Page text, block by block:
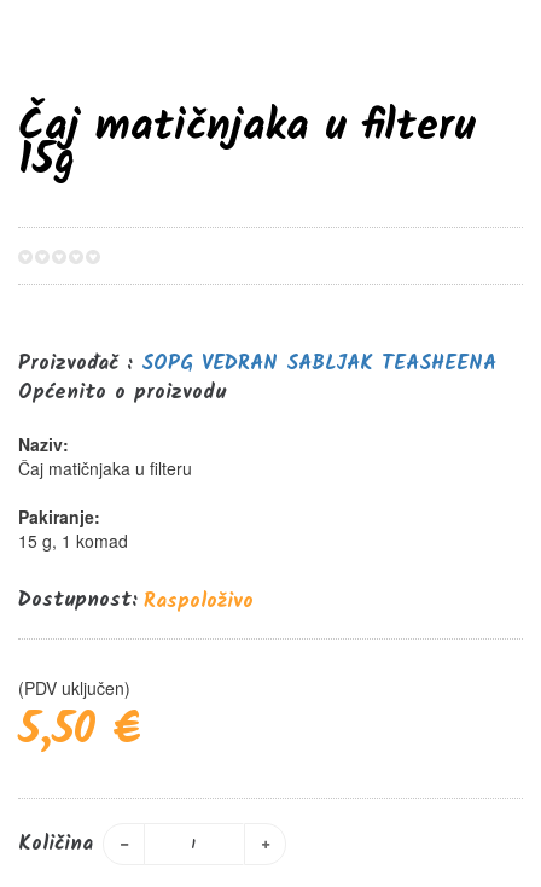
Čaj matičnjaka u filteru
15g
Proizvođač : SOPG VEDRAN SABLJAK TEASHEENA
Općenito o proizvodu
Naziv:
Čaj matičnjaka u filteru
Pakiranje:
15 g, 1 komad
Dostupnost:Raspoloživo
(PDV uključen)
5,50 €
Količina